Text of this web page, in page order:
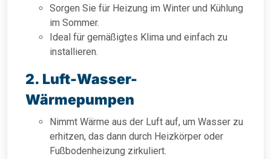
Sorgen Sie für Heizung im Winter und Kühlung
im Sommer.
Ideal für gemäßigtes Klima und einfach zu
installieren.
2. Luft-Wasser-
Wärmepumpen
Nimmt Wärme aus der Luft auf, um Wasser zu
erhitzen, das dann durch Heizkörper oder
Fußbodenheizung zirkuliert.